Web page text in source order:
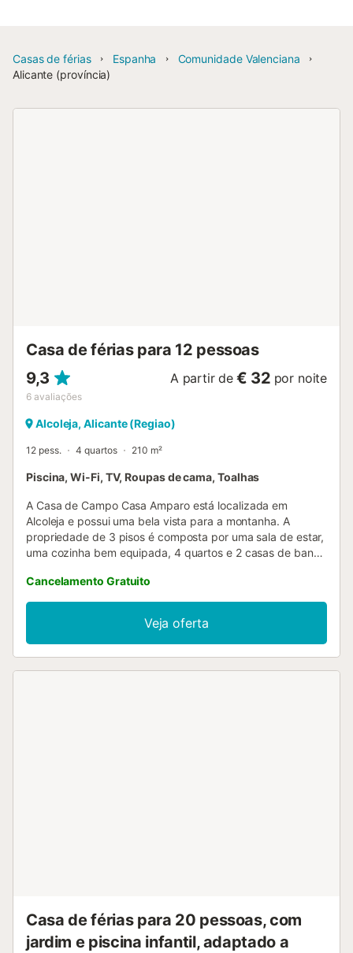
Casas de férias Espanha
Comunidade Valenciana
Alicante (província)
Casa de férias para 12 pessoas
9,3
6 avaliações
A partir de € 32 por noite
Alcoleja, Alicante (Regiao)
12 pess. 4 quartos 210 m²
Piscina, Wi-Fi, TV, Roupas de cama, Toalhas
A Casa de Campo Casa Amparo está localizada em
Alcoleja e possui uma bela vista para a montanha. A
propriedade de 3 pisos é composta por uma sala de estar,
uma cozinha bem equipada, 4 quartos e 2 casas de banho
adicionais incluem Wi-Fi de alta velocidade (adequado
para chamadas de vídeo), uma televisão inteligente com
serviços de streaming, uma ventoinha, uma máquina de
lavar roupa e uma máquina de secar roupa. Também estão
disponíveis 2 cadeiras altas e 2 berços de bebé. Este
Cancelamento Gratuito
Veja oferta
Casa de férias para 20 pessoas, com
jardim e piscina infantil, adaptado a